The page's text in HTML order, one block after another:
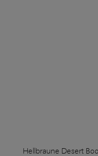
Hellbraune Desert